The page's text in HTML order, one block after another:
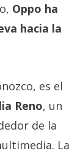
Oppo ha
hacia la
es el
Reno, un
de la
La